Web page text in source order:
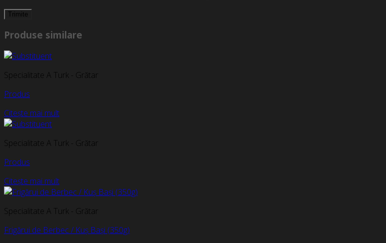
Produse similare
Specialitate A Turk - Grătar
Produs
Citește mai mult
Specialitate A Turk - Grătar
Produs
Citește mai mult
Specialitate A Turk - Grătar
Frigărui de Berbec / Kuș Bași (350g)